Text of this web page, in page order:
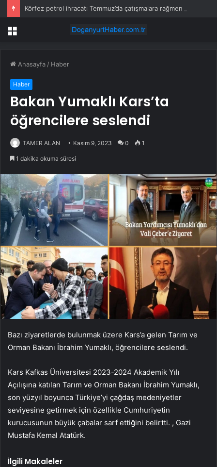
Menü
Anasayfa / Haber
Haber
Bakan Yumaklı Kars’ta
öğrencilere seslendi
TAMER ALAN Kasım 9, 2023 0 1
1 dakika okuma süresi
Bazı ziyaretlerde bulunmak üzere Kars’a gelen Tarım ve
Orman Bakanı İbrahim Yumaklı, öğrencilere seslendi.
Kars Kafkas Üniversitesi 2023-2024 Akademik Yılı
Açılışına katılan Tarım ve Orman Bakanı İbrahim Yumaklı,
son yüzyıl boyunca Türkiye’yi çağdaş medeniyetler
seviyesine getirmek için özellikle Cumhuriyetin
kurucusunun büyük çabalar sarf ettiğini belirtti. , Gazi
Mustafa Kemal Atatürk.
İlgili Makaleler